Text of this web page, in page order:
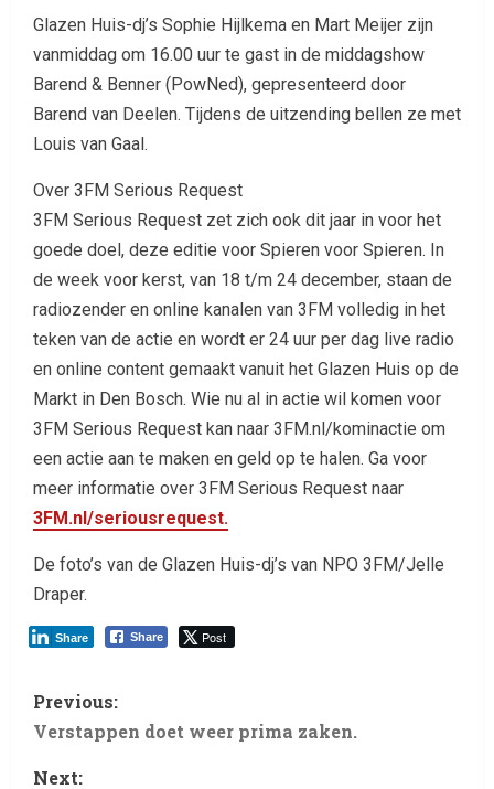
Glazen Huis-dj’s Sophie Hijlkema en Mart Meijer zijn
vanmiddag om 16.00 uur te gast in de middagshow
Barend & Benner (PowNed), gepresenteerd door
Barend van Deelen. Tijdens de uitzending bellen ze met
Louis van Gaal.
Over 3FM Serious Request
3FM Serious Request zet zich ook dit jaar in voor het
goede doel, deze editie voor Spieren voor Spieren. In
de week voor kerst, van 18 t/m 24 december, staan de
radiozender en online kanalen van 3FM volledig in het
teken van de actie en wordt er 24 uur per dag live radio
en online content gemaakt vanuit het Glazen Huis op de
Markt in Den Bosch. Wie nu al in actie wil komen voor
3FM Serious Request kan naar 3FM.nl/kominactie om
een actie aan te maken en geld op te halen. Ga voor
meer informatie over 3FM Serious Request naar
3FM.nl/seriousrequest.
De foto’s van de Glazen Huis-dj’s van NPO 3FM/Jelle
Draper.
Share Post
Share
Previous:
Verstappen doet weer prima zaken.
Next: